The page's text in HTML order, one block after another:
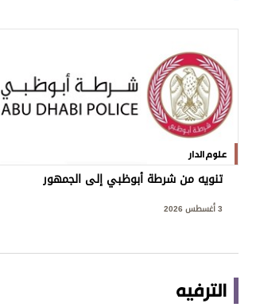
علوم الدار
تنويه من شرطة أبوظبي إلى الجمهور
3 أغسطس 2026
الترفيه